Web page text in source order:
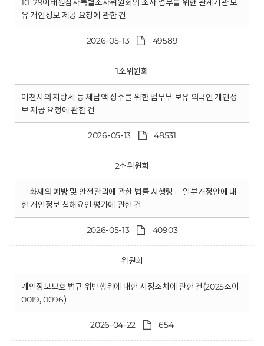
10·29이태원참사특별조사위원회의 조사 업무를 위한 관계기관 보
유 개인정보 제공 요청에 관한 건
2026-05-13 49589
1소위원회
이천시의 지방세 등 체납액 징수를 위한 법무부 보유 외국인 개인정
보 제공 요청에 관한 건
2026-05-13 48531
2소위원회
「화재의 예방 및 안전관리에 관한 법률 시행령」 일부개정안에 대
한 개인정보 침해요인 평가에 관한 건
2026-05-13 40903
위원회
개인정보보호 법규 위반행위에 대한 시정조치에 관한 건(2025조이
0019, 0096)
2026-04-22 654